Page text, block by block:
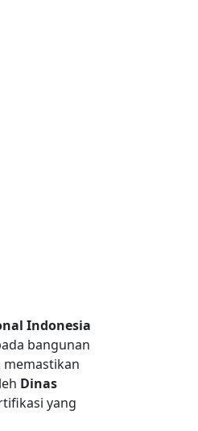
Indonesia
bangunan
Dinas
yang